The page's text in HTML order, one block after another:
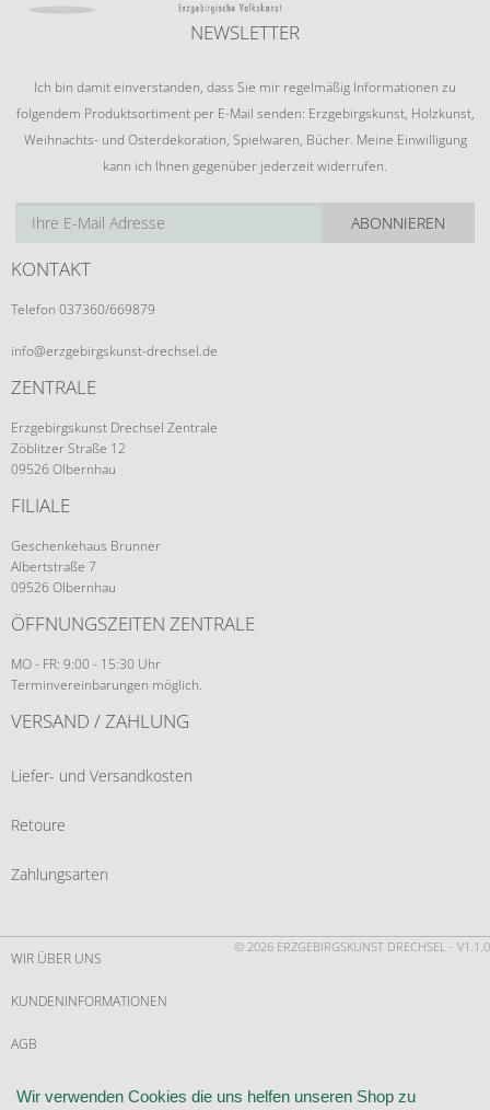
NEWSLETTER
Ich bin damit einverstanden, dass Sie mir regelmäßig Informationen zu
folgendem Produktsortiment per E-Mail senden: Erzgebirgskunst, Holzkunst,
Weihnachts- und Osterdekoration, Spielwaren, Bücher. Meine Einwilligung
kann ich Ihnen gegenüber jederzeit widerrufen.
ABONNIEREN
KONTAKT
Telefon 037360/669879
info@erzgebirgskunst-drechsel.de
ZENTRALE
Erzgebirgskunst Drechsel Zentrale
Zöblitzer Straße 12
09526 Olbernhau
FILIALE
Geschenkehaus Brunner
Albertstraße 7
09526 Olbernhau
ÖFFNUNGSZEITEN ZENTRALE
MO - FR: 9:00 - 15:30 Uhr
Terminvereinbarungen möglich.
VERSAND / ZAHLUNG
Liefer- und Versandkosten
Retoure
Zahlungsarten
© 2026 ERZGEBIRGSKUNST DRECHSEL - V1.1.0
WIR ÜBER UNS
KUNDENINFORMATIONEN
AGB
WIDERRUF
Wir verwenden Cookies die uns helfen unseren Shop zu